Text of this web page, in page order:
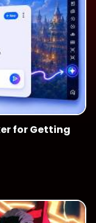
for Getting